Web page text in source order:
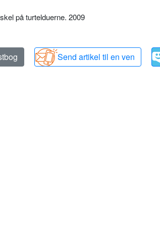
på turtelduerne. 2009
Send artikel til en ven